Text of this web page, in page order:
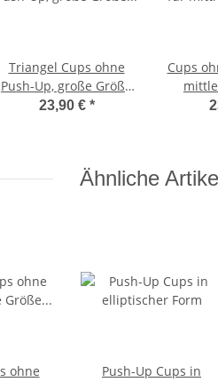
Triangel Cups ohne
Push-Up, große Größe
XL / F-Cup
23,90 € *
Cups
Ähnliche
ohne
Push-Up Cups in